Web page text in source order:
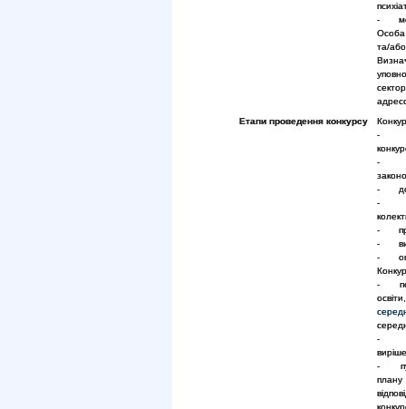
-
Особа
та/або
Етапи проведення конкурсу
-
-
-
-
-
-
-
-
-
-
плану